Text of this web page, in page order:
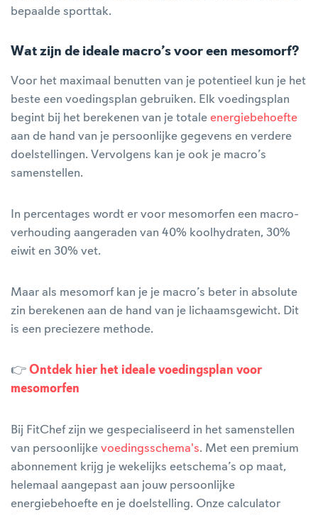
bepaalde sporttak.
Wat zijn de ideale macro’s voor een mesomorf?
Voor het maximaal benutten van je potentieel kun je het
beste een voedingsplan gebruiken. Elk voedingsplan
begint bij het berekenen van je totale energiebehoefte
aan de hand van je persoonlijke gegevens en verdere
doelstellingen. Vervolgens kan je ook je macro’s
samenstellen.
In percentages wordt er voor mesomorfen een macro-
verhouding aangeraden van 40% koolhydraten, 30%
eiwit en 30% vet.
Maar als mesomorf kan je je macro’s beter in absolute
zin berekenen aan de hand van je lichaamsgewicht. Dit
is een preciezere methode.
👉 Ontdek hier het ideale voedingsplan voor
mesomorfen
Bij FitChef zijn we gespecialiseerd in het samenstellen
van persoonlijke voedingsschema's. Met een premium
abonnement krijg je wekelijks eetschema’s op maat,
helemaal aangepast aan jouw persoonlijke
energiebehoefte en je doelstelling. Onze calculator